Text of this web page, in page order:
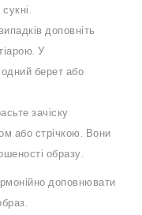
доповніть
У
берет або
зачіску
або стрічкою. Вони
образу.
доповнювати